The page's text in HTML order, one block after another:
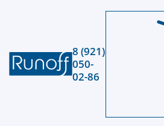
8 (921)
050-
02-86